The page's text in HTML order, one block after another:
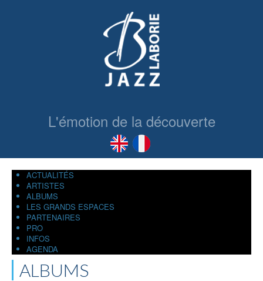
L'émotion de la découverte
ACTUALITÉS
ARTISTES
ALBUMS
LES GRANDS ESPACES
PARTENAIRES
PRO
INFOS
AGENDA
ALBUMS